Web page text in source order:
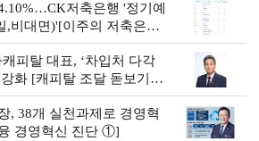
저축은행 '정기예
,비대면)'[이주의 저축은행
]
피탈 대표, ‘차입처 다각
화 [캐피탈 조달 돋보기
, 38개 실천과제로 경영혁
경영혁신 진단 ①]